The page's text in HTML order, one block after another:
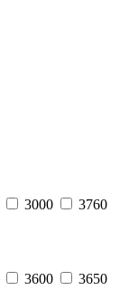
3000
3760
3600
3650